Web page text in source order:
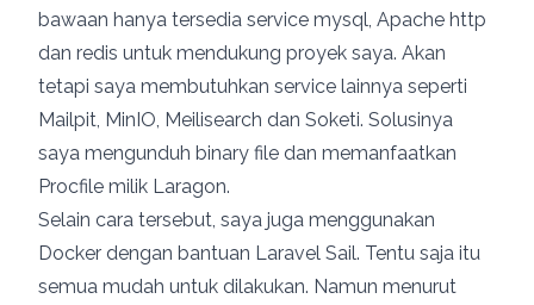
bawaan hanya tersedia service mysql, Apache http
dan redis untuk mendukung proyek saya. Akan
tetapi saya membutuhkan service lainnya seperti
Mailpit, MinIO, Meilisearch dan Soketi. Solusinya
saya mengunduh binary file dan memanfaatkan
Procfile milik Laragon.
Selain cara tersebut, saya juga menggunakan
Docker dengan bantuan Laravel Sail. Tentu saja itu
semua mudah untuk dilakukan. Namun menurut